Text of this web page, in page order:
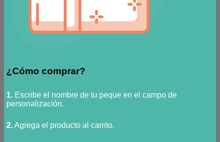
¿Cómo comprar?
1. Escribe el nombre de tu peque en el campo de
personalización.
2.Agrega el producto al carrito.